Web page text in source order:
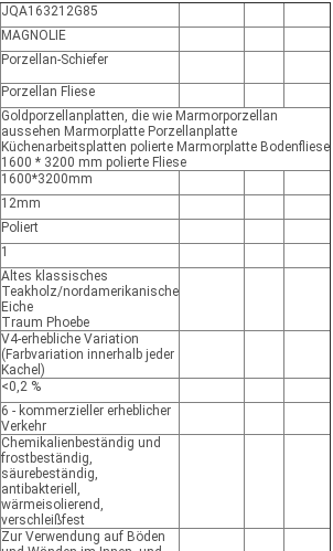
JQA163212G85
MAGNOLIE
Porzellan-Schiefer
Porzellan Fliese
Goldporzellanplatten, die wie Marmorporzellan
aussehen Marmorplatte Porzellanplatte
Küchenarbeitsplatten polierte Marmorplatte Bodenfliese
1600 * 3200 mm polierte Fliese
1600*3200mm
12mm
Poliert
1
Altes klassisches
Teakholz/nordamerikanische
Eiche
Traum Phoebe
V4-erhebliche Variation
(Farbvariation innerhalb jeder
Kachel)
<0,2 %
6 - kommerzieller erheblicher
Verkehr
Chemikalienbeständig und
frostbeständig,
säurebeständig,
antibakteriell,
wärmeisolierend,
verschleißfest
Zur Verwendung auf Böden